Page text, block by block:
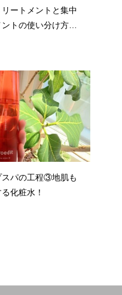
ートメントと集中
ントの使い分け方
スパの工程③地肌も
化粧水！